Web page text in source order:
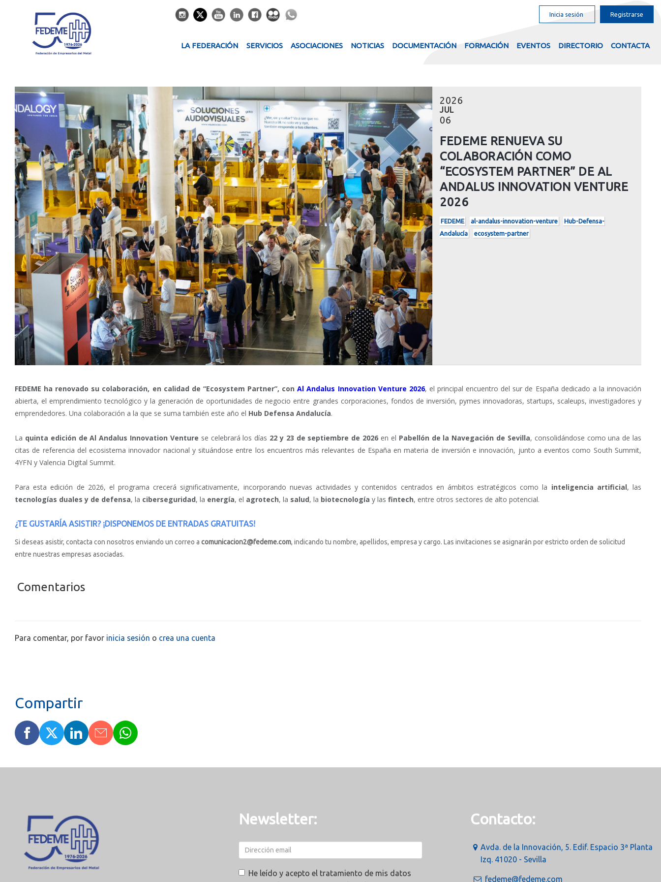
Inicia sesión Registrarse
LA FEDERACIÓN SERVICIOS ASOCIACIONES NOTICIAS DOCUMENTACIÓN FORMACIÓN EVENTOS DIRECTORIO CONTACTA
2026
JUL
06
FEDEME RENUEVA SU
COLABORACIÓN COMO
“ECOSYSTEM PARTNER” DE AL
ANDALUS INNOVATION VENTURE
2026
FEDEME al-andalus-innovation-venture
Hub-Defensa-
Andalucía
ecosystem-partner
FEDEME ha renovado su colaboración, en calidad de “Ecosystem Partner”, conAl Andalus Innovation Venture 2026, el principal encuentro del sur de España dedicado a la innovación
abierta, el emprendimiento tecnológico y la generación de oportunidades de negocio entre grandes corporaciones, fondos de inversión, pymes innovadoras, startups, scaleups, investigadores y
emprendedores. Una colaboración a la que se suma también este año el Hub Defensa Andalucía.
La quinta edición de Al Andalus Innovation Venture se celebrará los días 22 y 23 de septiembre de 2026 en el Pabellón de la Navegación de Sevilla, consolidándose como una de las
citas de referencia del ecosistema innovador nacional y situándose entre los encuentros más relevantes de España en materia de inversión e innovación, junto a eventos como South Summit,
4YFN y Valencia Digital Summit.
Para esta edición de 2026, el programa crecerá significativamente, incorporando nuevas actividades y contenidos centrados en ámbitos estratégicos como la inteligencia artificial, las
tecnologías duales y de defensa, la ciberseguridad, la energía, el agrotech, la salud, la biotecnología y las fintech, entre otros sectores de alto potencial.
¿TE GUSTARÍA ASISTIR? ¡DISPONEMOS DE ENTRADAS GRATUITAS!
Si deseas asistir, contacta con nosotros enviando un correo a comunicacion2@fedeme.com, indicando tu nombre, apellidos, empresa y cargo. Las invitaciones se asignarán por estricto orden de solicitud
entre nuestras empresas asociadas.
Comentarios
Para comentar, por favor inicia sesión o crea una cuenta
Newsletter:
He leído y acepto el tratamiento de mis datos
Contacto:
Avda. de la Innovación, 5. Edif. Espacio 3ª Planta
Izq. 41020 - Sevilla
fedeme@fedeme.com